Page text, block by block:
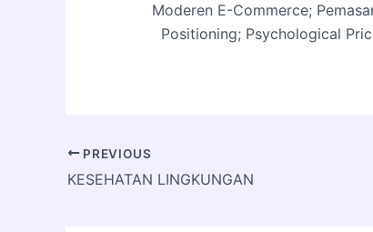
Moderen E-Commerce;
Positioning; Psychological
PREVIOUS
KESEHATAN LINGKUNGAN